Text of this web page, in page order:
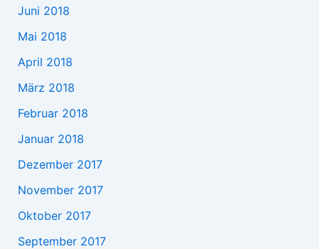
Juni 2018
Mai 2018
April 2018
März 2018
Februar 2018
Januar 2018
Dezember 2017
November 2017
Oktober 2017
September 2017